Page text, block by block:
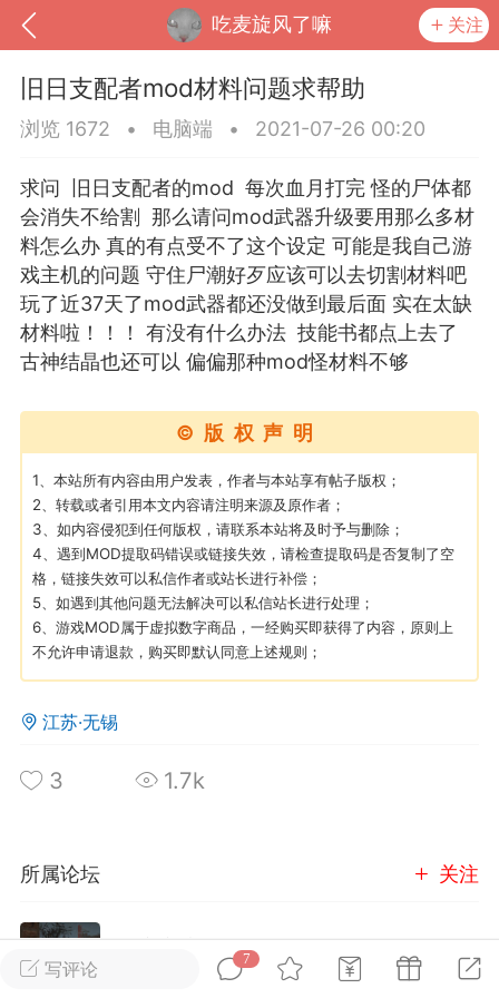
吃麦旋风了嘛 关注
我的钱包 道具 排行榜
MOD下载 攻略教程 联机招募
大人
Lv.8
02-10 15:45
电脑端 其他&工具
卖挂
禁止发布联机可用的作弊模组，
单机辅助引流私下售卖服务器外挂！
作弊模组在联机服务器使用,为了维护游
模组的发布行为：1. *...
71
大人
Lv.8
写评论
7
旧日支配者mod材料问题求帮助
浏览 1672 • 电脑端 • 2021-07-26 00:20
求问 旧日支配者的mod 每次血月打完 怪的尸体都
会消失不给割 那么请问mod武器升级要用那么多材
料怎么办 真的有点受不了这个设定 可能是我自己游
戏主机的问题 守住尸潮好歹应该可以去切割材料吧
玩了近37天了mod武器都还没做到最后面 实在太缺
材料啦！！！ 有没有什么办法 技能书都点上去了
古神结晶也还可以 偏偏那种mod怪材料不够
©版权声明
1、本站所有内容由用户发表，作者与本站享有帖子版权；
2、转载或者引用本文内容请注明来源及原作者；
3、如内容侵犯到任何版权，请联系本站将及时予与删除；
4、遇到MOD提取码错误或链接失效，请检查提取码是否复制了空
格，链接失效可以私信作者或站长进行补偿；
5、如遇到其他问题无法解决可以私信站长进行处理；
6、游戏MOD属于虚拟数字商品，一经购买即获得了内容，原则上
不允许申请退款，购买即默认同意上述规则；
江苏·无锡
3 1.7k
所属论坛 关注
玩家交流
进入论坛